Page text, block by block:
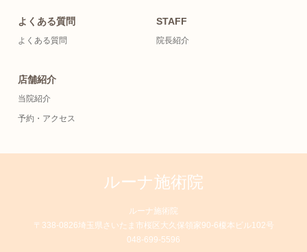
よくある質問
よくある質問
STAFF
院長紹介
店舗紹介
当院紹介
予約・アクセス
ルーナ施術院
ルーナ施術院
〒338-0826埼玉県さいたま市桜区大久保領家90-6榎本ビル102号
048-699-5596